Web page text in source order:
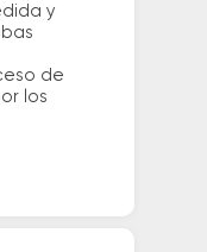
y
de
los